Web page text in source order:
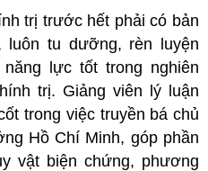
trị trước hết phải có bản
luôn tu dưỡng, rèn luyện
lực tốt trong nghiên
trị. Giảng viên lý luận
trong việc truyền bá chủ
Hồ Chí Minh, góp phần
vật biện chứng, phương